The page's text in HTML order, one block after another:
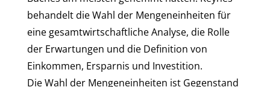
behandelt die Wahl der Mengeneinheiten für
eine gesamtwirtschaftliche Analyse, die Rolle
der Erwartungen und die Definition von
Einkommen, Ersparnis und Investition.
Die Wahl der Mengeneinheiten ist Gegenstand